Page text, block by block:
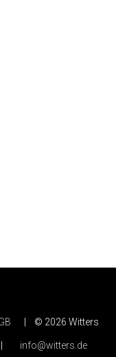
| © 2026 Witters
| info@witters.de